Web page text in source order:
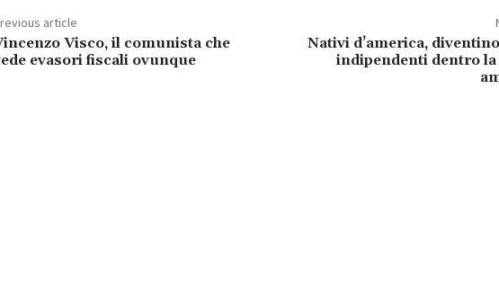
article
Visco, il comunista che
evasori fiscali ovunque
Nativi d’america,
indipendenti dentro la